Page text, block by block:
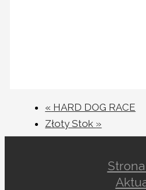
« HARD DOG RACE
Złoty Stok »